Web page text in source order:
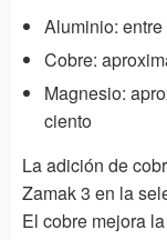
Aluminio:
Cobre:
Magnesio:
ciento
La adición de
Zamak 3 en la
El cobre mejora